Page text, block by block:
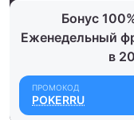
Бонус
Еженедельный
в
POKERRU